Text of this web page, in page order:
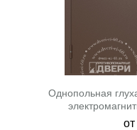
Однопольная
от